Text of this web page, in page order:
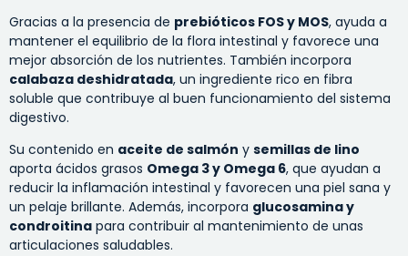
Gracias a la presencia de prebióticos FOS y MOS, ayuda a
mantener el equilibrio de la flora intestinal y favorece una
mejor absorción de los nutrientes. También incorpora
calabaza deshidratada, un ingrediente rico en fibra
soluble que contribuye al buen funcionamiento del sistema
digestivo.
Su contenido en aceite de salmón y semillas de lino
aporta ácidos grasos Omega 3 y Omega 6, que ayudan a
reducir la inflamación intestinal y favorecen una piel sana y
un pelaje brillante. Además, incorpora glucosamina y
condroitina para contribuir al mantenimiento de unas
articulaciones saludables.